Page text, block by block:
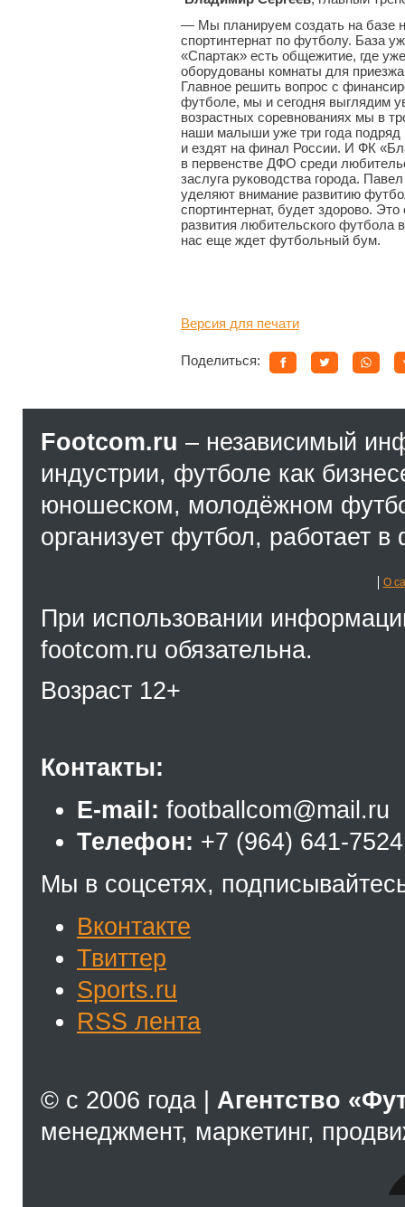
— Мы планируем создать на базе
спортинтернат по футболу. База
«Спартак» есть общежитие, где
оборудованы комнаты для
Главное решить вопрос с
футболе, мы и сегодня выглядим
возрастных соревнованиях мы в
наши малыши уже три года подряд
и ездят на финал России. И ФК
в первенстве ДФО среди
заслуга руководства города.
уделяют внимание развитию
спортинтернат, будет здорово.
развития любительского футбола
нас еще ждет футбольный бум.
Версия для печати
Поделиться:
Footcom.ru – независимый
индустрии, футболе как
юношеском, молодёжном
организует футбол, работает
О
При использовании
footcom.ru обязательна.
Возраст 12+
Контакты:
E-mail: footballcom@mail.ru
Телефон: +7 (964) 641-7524
Мы в соцсетях,
Вконтакте
Твиттер
Sports.ru
RSS лента
© с 2006 года | Агентство
менеджмент, маркетинг,